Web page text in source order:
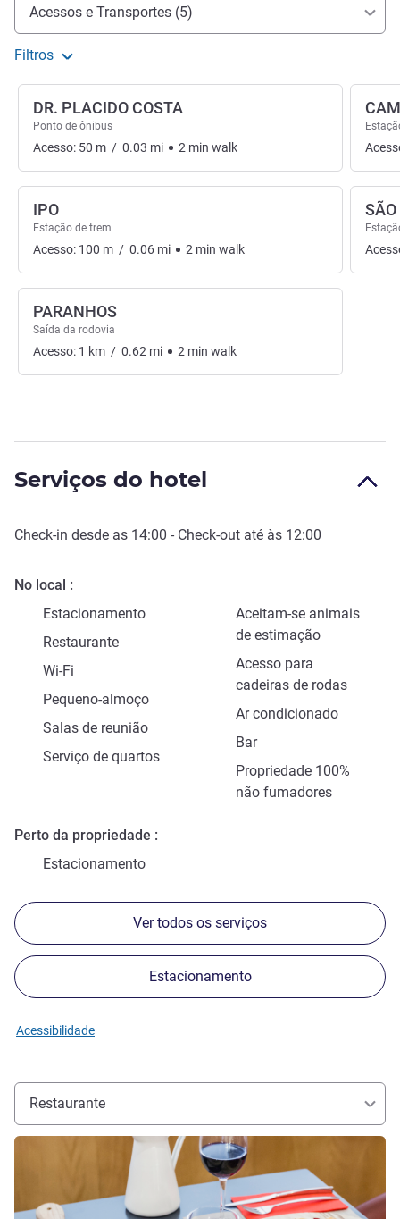
Acessos e Transportes (5)
Filtros
DR. PLACIDO COSTA
Ponto de ônibus
Acesso: 50 m / 0.03 mi 2 min walk
IPO
Estação de trem
Acesso: 100 m / 0.06 mi 2 min walk
PARANHOS
Saída da rodovia
Acesso: 1 km / 0.62 mi 2 min walk
SÃO
Serviços do hotel
Check-in desde as 14:00 - Check-out até às 12:00
No local
Estacionamento
Aceitam-se animais
de estimação
Restaurante
Acesso para
cadeiras de rodas
Wi-Fi
Ar condicionado
Pequeno-almoço
Bar
Salas de reunião
Propriedade 100%
não fumadores
Serviço de quartos
Perto da propriedade
Estacionamento
Ver todos os serviços
Estacionamento
Acessibilidade
Restaurante
Ver detalhes